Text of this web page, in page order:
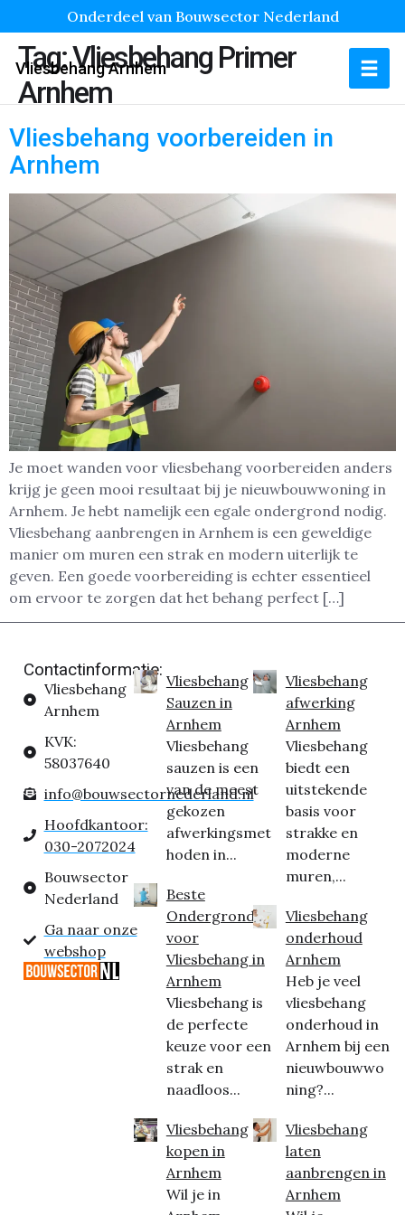
Onderdeel van Bouwsector Nederland
Vliesbehang Arnhem
Tag:Vliesbehang Primer
Arnhem
Vliesbehang voorbereiden in
Arnhem
Je moet wanden voor vliesbehang voorbereiden anders
krijg je geen mooi resultaat bij je nieuwbouwwoning in
Arnhem. Je hebt namelijk een egale ondergrond nodig.
Vliesbehang aanbrengen in Arnhem is een geweldige
manier om muren een strak en modern uiterlijk te
geven. Een goede voorbereiding is echter essentieel
om ervoor te zorgen dat het behang perfect […]
Contactinformatie:
Vliesbehang
Arnhem
KVK:
58037640
info@bouwsectornederland.nl
Hoofdkantoor:
030-2072024
Bouwsector
Nederland
Ga naar onze
webshop
Vliesbehang
Sauzen in
Arnhem
Vliesbehang
sauzen is een
van de meest
gekozen
afwerkingsmet
hoden in...
Beste
Ondergrond
voor
Vliesbehang in
Arnhem
Vliesbehang is
de perfecte
keuze voor een
strak en
naadloos...
Vliesbehang
kopen in
Arnhem
Wil je in
Vliesbehang
afwerking
Arnhem
Vliesbehang
biedt een
uitstekende
basis voor
strakke en
moderne
muren,...
Vliesbehang
onderhoud
Arnhem
Heb je veel
vliesbehang
onderhoud in
Arnhem bij een
nieuwbouwwo
ning?...
Vliesbehang
laten
aanbrengen in
Arnhem